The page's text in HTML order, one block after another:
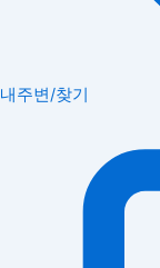
내주변/찾기